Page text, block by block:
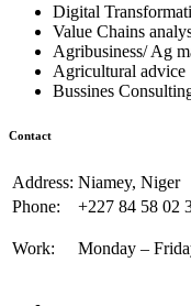
Digital
Value Chains
Agribusiness/ Ag
Agricultural advice
Bussines
Contact
Address: Niamey, Niger
Phone:
+227 84 58 02
Work: Monday –